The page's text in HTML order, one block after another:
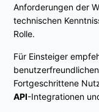
Anforderungen der
technischen
Rolle.
Für Einsteiger
Fortgeschrittene
API-Integrationen